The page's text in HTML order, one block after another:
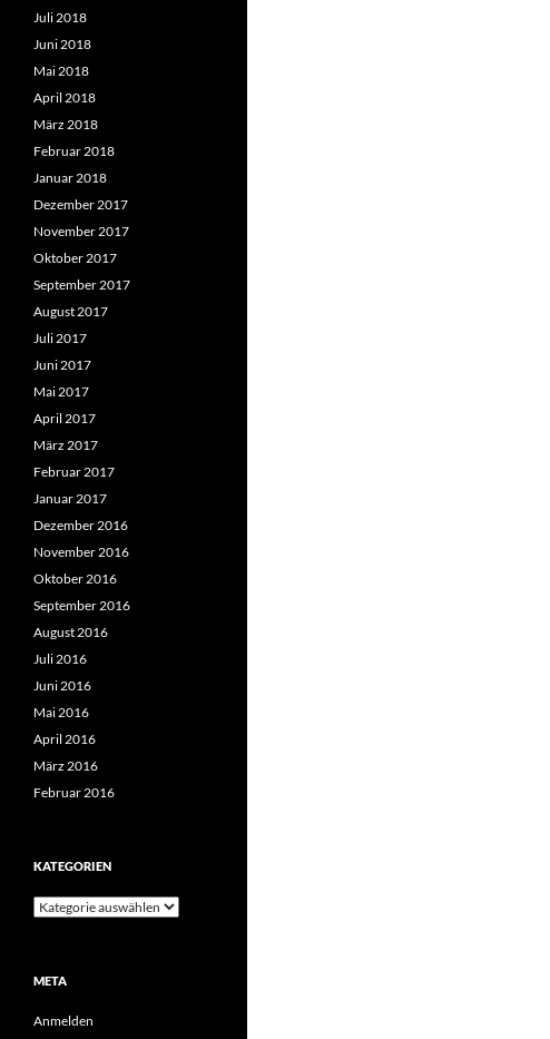
Juli 2018
Juni 2018
Mai 2018
April 2018
März 2018
Februar 2018
Januar 2018
Dezember 2017
November 2017
Oktober 2017
September 2017
August 2017
Juli 2017
Juni 2017
Mai 2017
April 2017
März 2017
Februar 2017
Januar 2017
Dezember 2016
November 2016
Oktober 2016
September 2016
August 2016
Juli 2016
Juni 2016
Mai 2016
April 2016
März 2016
Februar 2016
KATEGORIEN
Kategorien
META
Anmelden